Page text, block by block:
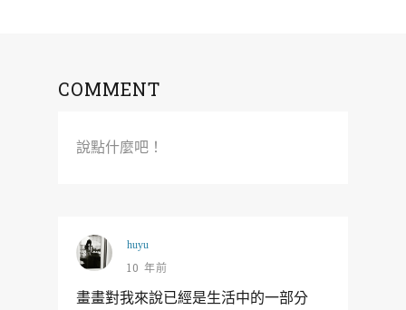
COMMENT
說點什麼吧！
huyu
10 年前
畫畫對我來說已經是生活中的一部分